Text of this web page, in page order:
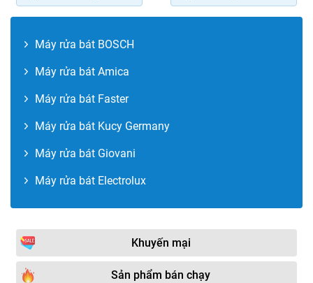
Máy rửa bát BOSCH
Máy rửa bát Amica
Máy rửa bát Faster
Máy rửa bát Kucy Germany
Máy rửa bát Giovani
Máy rửa bát Electrolux
Khuyến mại
Sản phẩm bán chạy